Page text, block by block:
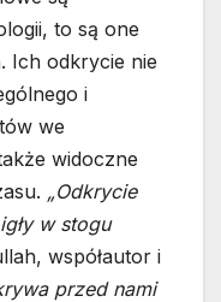
to są one
Ich odkrycie nie
i
we
widoczne
„Odkrycie
w stogu
współautor i
przed nami